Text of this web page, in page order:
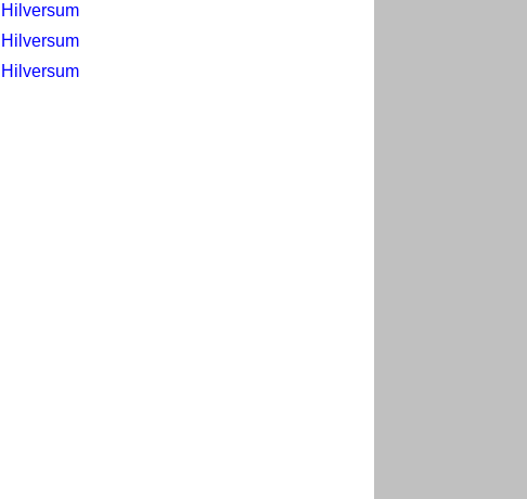
Hilversum
Hilversum
Hilversum